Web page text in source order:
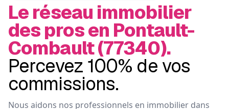
Le réseau immobilier
des pros en Pontault-
Combault (77340).
Percevez 100% de vos
commissions.
Nous aidons nos professionnels en immobilier dans